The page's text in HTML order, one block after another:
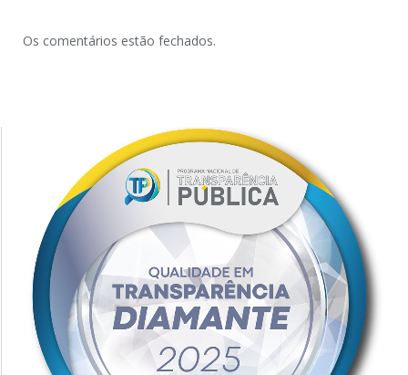
Os comentários estão fechados.